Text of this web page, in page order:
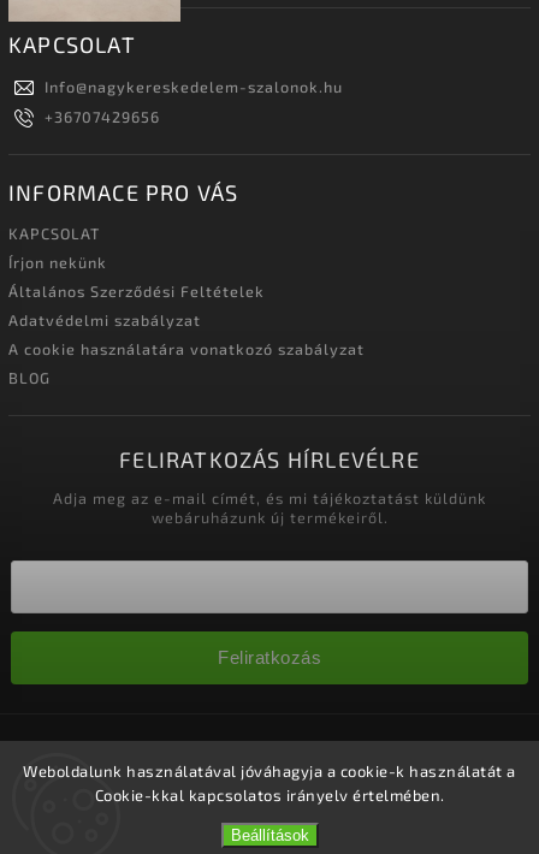
Weboldalunk használatával jóváhagyja a cookie-k használatát a
Cookie-kkal kapcsolatos irányelv értelmében.
Beállítások
KAPCSOLAT
Info@nagykereskedelem-szalonok.hu
+36707429656
INFORMACE PRO VÁS
KAPCSOLAT
Írjon nekünk
Általános Szerződési Feltételek
Adatvédelmi szabályzat
A cookie használatára vonatkozó szabályzat
BLOG
FELIRATKOZÁS HÍRLEVÉLRE
Adja meg az e-mail címét, és mi tájékoztatást küldünk
webáruházunk új termékeiről.
Feliratkozás
fenntartva.
Süti beállítások szerkesztése
Shoptet| DesignShoptak.cz.